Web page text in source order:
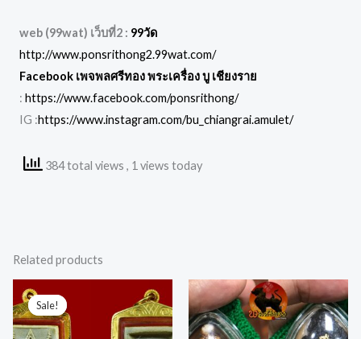
web (99wat) เว็บที่2 : 99วัด
http://www.ponsrithong2.99wat.com/
Facebook เพจพลศรีทอง พระเครื่อง บู เชียงราย
: https://www.facebook.com/ponsrithong/
IG :https://www.instagram.com/bu_chiangrai.amulet/
384 total views , 1 views today
Related products
Sale!
Sale!
price
was:
฿9,000.00.
price
is:
฿8,000.00.